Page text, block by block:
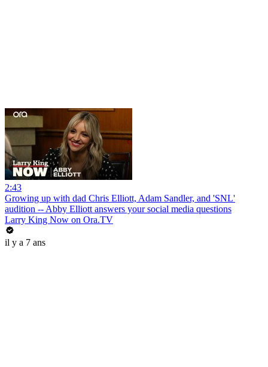
2:43
Growing up with dad Chris Elliott, Adam Sandler, and 'SNL'
audition -- Abby Elliott answers your social media questions
Larry King Now on Ora.TV
il y a 7 ans